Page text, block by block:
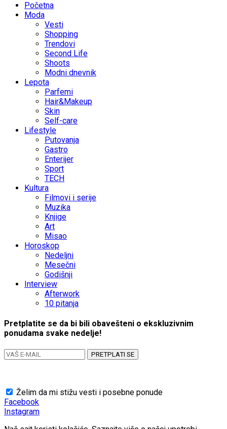
Početna
Moda
Vesti
Shopping
Trendovi
Second Life
Shoots
Modni dnevnik
Lepota
Parfemi
Hair&Makeup
Skin
Self-care
Lifestyle
Putovanja
Gastro
Enterijer
Sport
TECH
Kultura
Filmovi i serije
Muzika
Knjige
Art
Misao
Horoskop
Nedeljni
Mesečni
Godišnji
Interview
Afterwork
10 pitanja
Pretplatite se da bi bili obavešteni o ekskluzivnim
ponudama svake nedelje!
PRETPLATI SE
Želim da mi stižu vesti i posebne ponude
Facebook
Instagram